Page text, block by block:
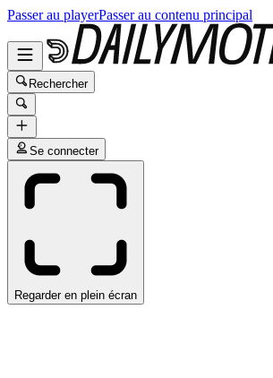
Passer au playerPasser au contenu principal
Rechercher
Se connecter
Regarder en plein écran